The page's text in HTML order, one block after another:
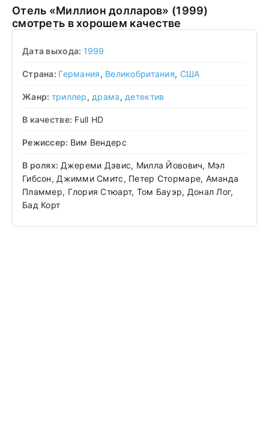
Отель «Миллион долларов» (1999)
смотреть в хорошем качестве
Дата выхода: 1999
Страна: Германия, Великобритания, США
Жанр: триллер, драма, детектив
В качестве: Full HD
Режиссер: Вим Вендерс
В ролях: Джереми Дэвис, Милла Йовович, Мэл
Гибсон, Джимми Смитс, Петер Стормаре, Аманда
Пламмер, Глория Стюарт, Том Бауэр, Донал Лог,
Бад Корт